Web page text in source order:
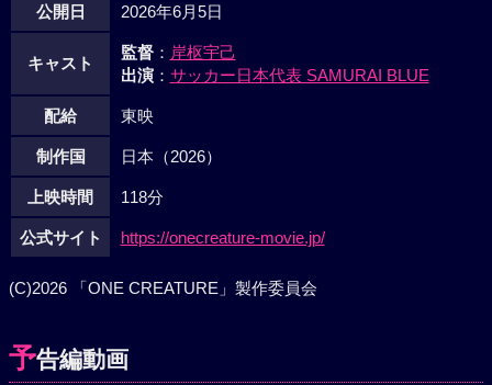
公開日 2026年6月5日
キャスト
監督： 岸枢宇己
出演： サッカー日本代表 SAMURAI BLUE
配給 東映
制作国 日本（2026）
上映時間 118分
公式サイト https://onecreature-movie.jp/
(C)2026 「ONE CREATURE」製作委員会
予告編動画